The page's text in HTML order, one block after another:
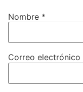
Nombre *
Correo electrónico